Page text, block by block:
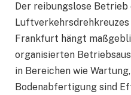
Der reibungslose
Frankfurt hängt
organisierten
in Bereichen wie
Bodenabfertigung sind